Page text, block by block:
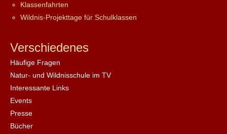
Klassenfahrten
Wildnis-Projekttage für Schulklassen
Verschiedenes
Häufige Fragen
Natur- und Wildnisschule im TV
Interessante Links
Events
Presse
Bücher